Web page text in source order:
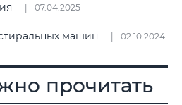
07.04.2025
машин 02.10.2024
прочитать